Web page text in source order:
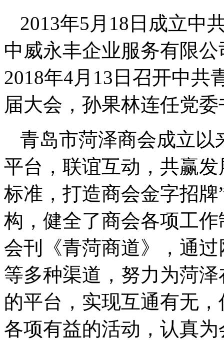
2013年5月18日成立中
中威永丰企业服务有限
2018年4月13日召开中共
届大会，孙果林连任党
青岛市菏泽商会成立以
平台，联谊互动，共赢
标准，打造商会金字招
构，健全了商会各项工
会刊《青菏商道》，通
等多种渠道，努力为菏
的平台，实现互通有无
各项有益的活动，认真